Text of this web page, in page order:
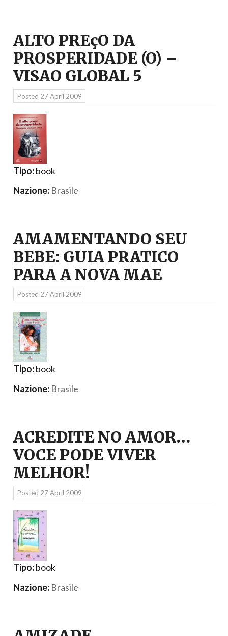
ALTO PREçO DA
PROSPERIDADE (O) –
VISAO GLOBAL 5
Posted 27 April 2009
Tipo:book
Nazione: Brasile
AMAMENTANDO SEU
BEBE: GUIA PRATICO
PARA A NOVA MAE
Posted 27 April 2009
Tipo:book
Nazione: Brasile
ACREDITE NO AMOR…
VOCE PODE VIVER
MELHOR!
Posted 27 April 2009
Tipo:book
Nazione: Brasile